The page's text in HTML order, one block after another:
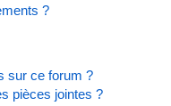
?
sur ce forum ?
pièces jointes ?